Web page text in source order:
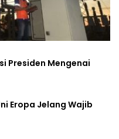
Presiden Mengenai
Eropa Jelang Wajib